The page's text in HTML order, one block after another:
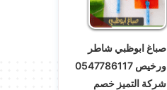
صباغ ابوظبي شاطر
ورخيص 0547786117
شركة التميز خصم